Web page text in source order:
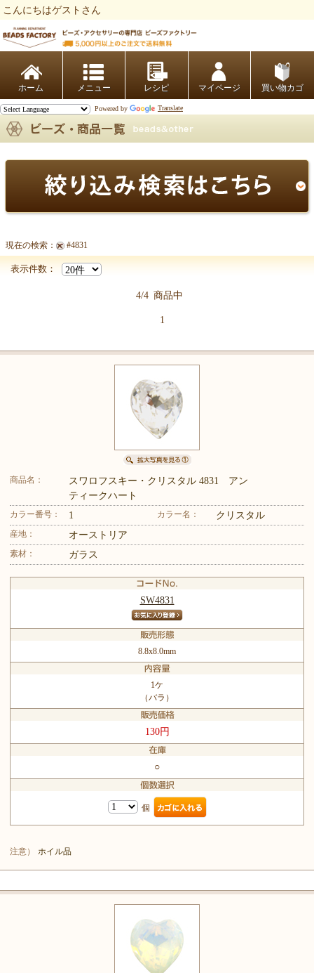
こんにちはゲストさん
ホーム レシピ マイページ 買い物カゴ
Powered by Translate
【CRYSTALLIZED -Swarovski Elements (スワロフスキー)商
現在の検索： #4831
表示件数：
4/4 商品中
1
商品名：
スワロフスキー・クリスタル 4831 アン
ティークハート
カラー番号： 1 カラー名： クリスタル
産地： オーストリア
素材： ガラス
SW4831
8.8x8.0mm
1ケ
（バラ）
130円
○
個
注意） ホイル品